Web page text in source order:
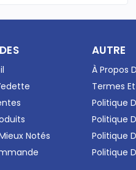
Notés
AUTRE
À Propos
Termes
Politique
Politique
Politique
Politique